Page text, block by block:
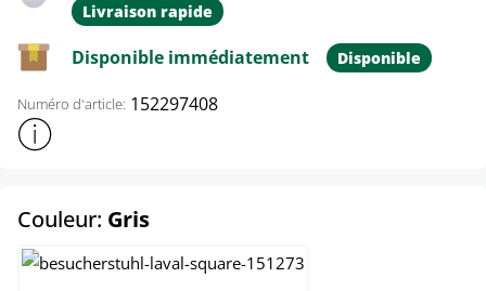
Livraison rapide
Disponible immédiatement Disponible
Numéro d'article: 152297408
Afficher plus d'informations sur le produit
Couleur: Grisselect